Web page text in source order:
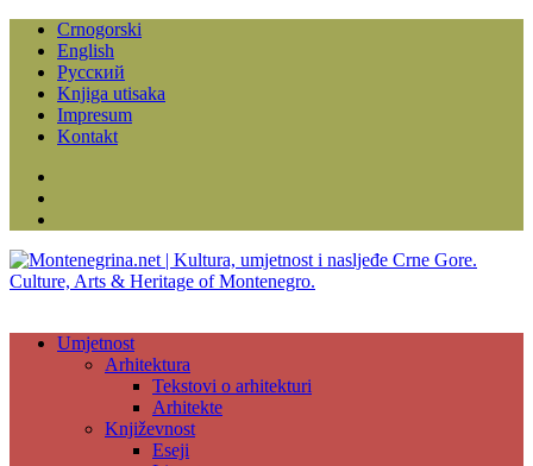
Crnogorski
English
Русский
Knjiga utisaka
Impresum
Kontakt
Umjetnost
Arhitektura
Tekstovi o arhitekturi
Arhitekte
Književnost
Eseji